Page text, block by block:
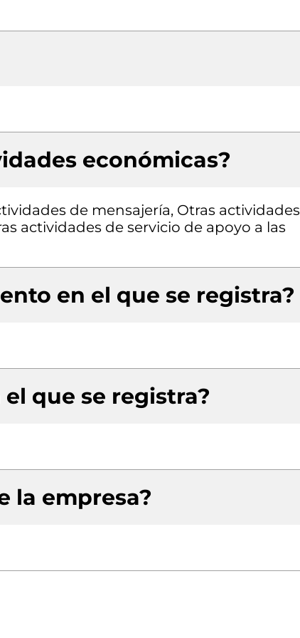
económicas?
de mensajería, Otras actividades
actividades de servicio de apoyo a las
en el que se registra?
que se registra?
la empresa?